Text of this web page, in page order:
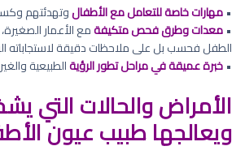
•مهارات خاصة للتعامل مع الأطفالوتهدئتهم
•معدات وطرق فحص متكيفةمع الأعمار
الطفل فحسب بل على ملاحظات دقيقة لاستجاباته
•خبرة عميقة في مراحل تطور الرؤيةالطبيعية
الأمراض والحالات التي
ويعالجها طبيب عيون